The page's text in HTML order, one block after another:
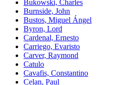
Bukowski, Charles
Burnside, John
Bustos, Miguel Ángel
Byron, Lord
Cardenal, Ernesto
Carriego, Evaristo
Carver, Raymond
Catulo
Cavafis, Constantino
Celan, Paul